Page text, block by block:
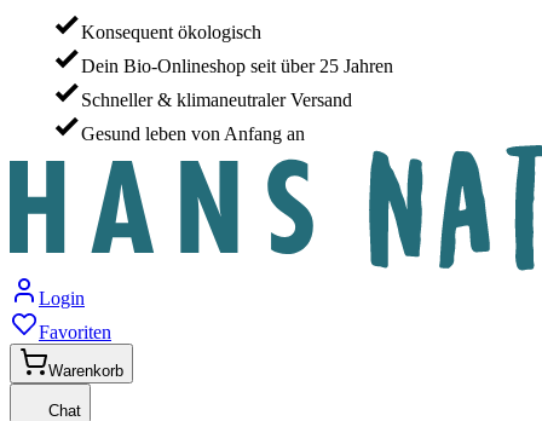
Konsequent ökologisch
Dein Bio-Onlineshop seit über 25 Jahren
Schneller & klimaneutraler Versand
Gesund leben von Anfang an
Login
Favoriten
Warenkorb
Chat